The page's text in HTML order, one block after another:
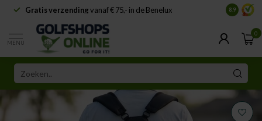
Gratis verzendingvanaf € 75,- in de Benelux 8.9
MENU
0